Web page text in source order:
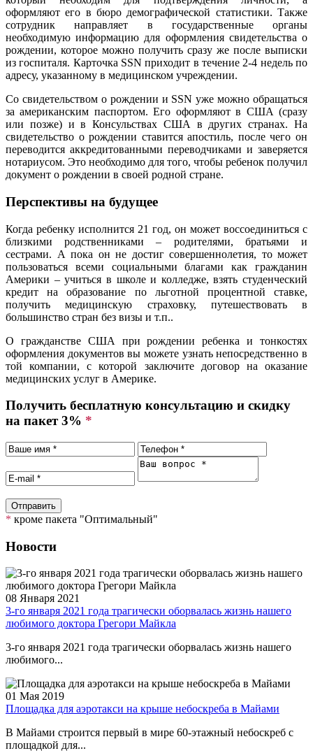
оформляют его в бюро демографической статистики. Также
сотрудник направляет в государственные органы
необходимую информацию для оформления свидетельства о
рождении, которое можно получить сразу же после выписки
из госпиталя. Карточка SSN приходит в течение 2-4 недель по
адресу, указанному в медицинском учреждении.
Со свидетельством о рождении и SSN уже можно обращаться
за американским паспортом. Его оформляют в США (сразу
или позже) и в Консульствах США в других странах. На
свидетельство о рождении ставится апостиль, после чего он
переводится аккредитованными переводчиками и заверяется
нотариусом. Это необходимо для того, чтобы ребенок получил
документ о рождении в своей родной стране.
Перспективы на будущее
Когда ребенку исполнится 21 год, он может воссоединиться с
близкими родственниками – родителями, братьями и
сестрами. А пока он не достиг совершеннолетия, то может
пользоваться всеми социальными благами как гражданин
Америки – учиться в школе и колледже, взять студенческий
кредит на образование по льготной процентной ставке,
получить медицинскую страховку, путешествовать в
большинство стран без визы и т.п..
О гражданстве США при рождении ребенка и тонкостях
оформления документов вы можете узнать непосредственно в
той компании, с которой заключите договор на оказание
медицинских услуг в Америке.
Получить бесплатную консультацию и скидку
на пакет 3% *
* кроме пакета "Оптимальный"
Новости
08 Января 2021
3-го января 2021 года трагически оборвалась жизнь нашего
любимого доктора Грегори Майкла
3-го января 2021 года трагически оборвалась жизнь нашего
любимого...
01 Мая 2019
Площадка для аэротакси на крыше небоскреба в Майами
В Майами строится первый в мире 60-этажный небоскреб с
площадкой для...